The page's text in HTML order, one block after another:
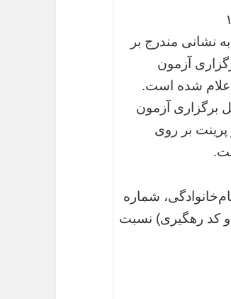
نشانی مندرج بر
آزمون
شده است.
برگزاری آزمون
۹۶ برای مشاهده و پرینت بر روی
شماره
کد رهگیری) نسبت